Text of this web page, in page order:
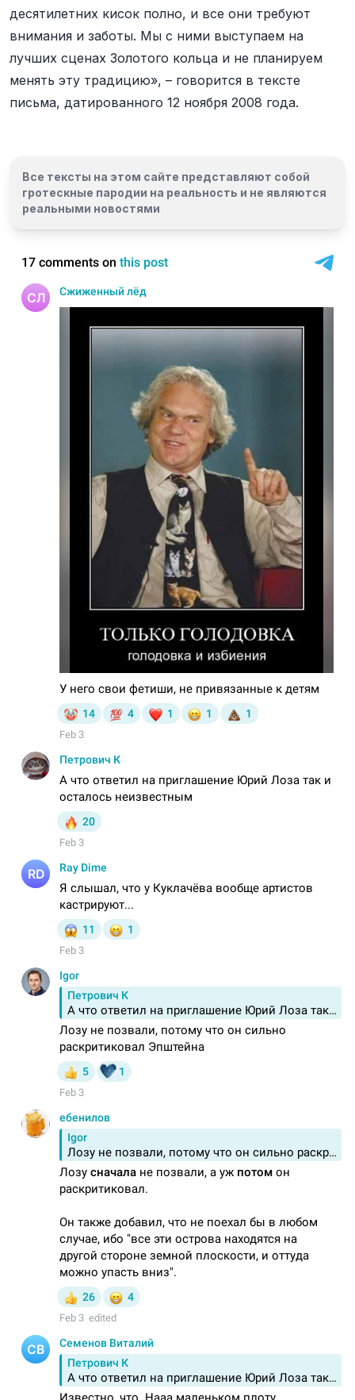
десятилетних кисок полно, и все они требуют
внимания и заботы. Мы с ними выступаем на
лучших сценах Золотого кольца и не планируем
менять эту традицию», – говорится в тексте
письма, датированного 12 ноября 2008 года.
Все тексты на этом сайте представляют собой
гротескные пародии на реальность и не являются
реальными новостями